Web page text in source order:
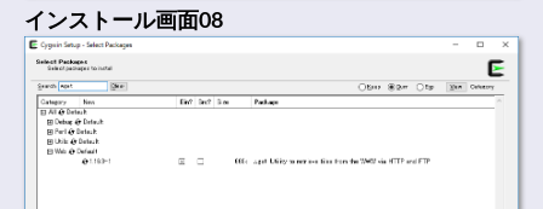
インストール画面08